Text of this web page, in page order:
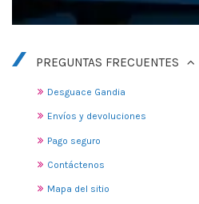
PREGUNTAS FRECUENTES
Desguace Gandia
Envíos y devoluciones
Pago seguro
Contáctenos
Mapa del sitio